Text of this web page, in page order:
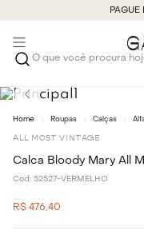
PAGUE
O que você
Roupas Calças
ALL MOST VINTAGE
Calca Bloody Mary All
Cod: 52527-VERMELHO
R$ 476,40